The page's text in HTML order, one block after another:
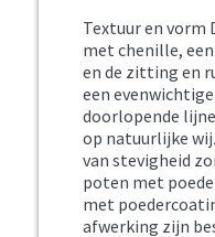
Textuur en vorm
met chenille,
en de zitting en
een
doorlopende
op natuurlijke
van stevigheid
poten met
met
afwerking zijn